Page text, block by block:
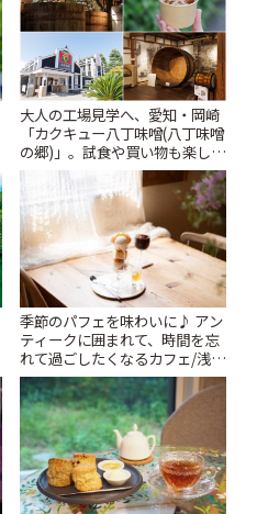
大人の工場見学へ、愛知・岡崎
「カクキュー八丁味噌(八丁味噌
の郷)」。試食や買い物も楽しみ
♪ | ことりっぷ
季節のパフェを味わいに♪ アン
ティークに囲まれて、時間を忘
れて過ごしたくなるカフェ/浅草
「annorum cafe」 | ことりっぷ